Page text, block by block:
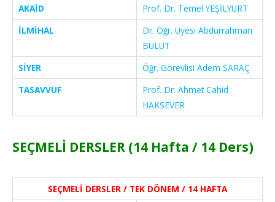
AKAİD
Prof. Dr. Temel YEŞİLYURT
İLMİHAL
Dr. Öğr. Üyesi Abdurrahman
BULUT
SİYER
Öğr. Görevlisi Adem SARAÇ
TASAVVUF
Prof. Dr. Ahmet Cahid
HAKSEVER
SEÇMELİ DERSLER (14 Hafta / 14 Ders)
SEÇMELİ DERSLER / TEK DÖNEM / 14 HAFTA